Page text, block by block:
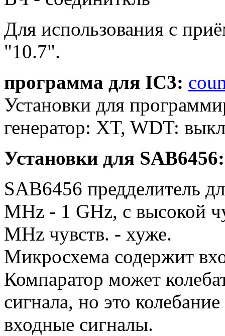
Для использования с
"10.7".
программа для IC3:
Установки для
генератор: XT, WDT:
Установки для SAB6456:
SAB6456 предделитель
MHz - 1 GHz, с высокой
MHz чувств. - хуже.
Микросхема содержит
Компаратор может
сигнала, но это
входные сигналы.